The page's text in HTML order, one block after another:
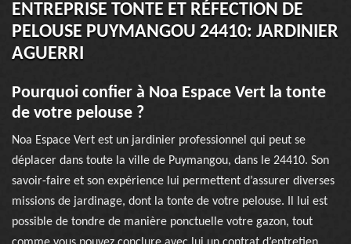
ENTREPRISE TONTE ET RÉFECTION DE
PELOUSE PUYMANGOU 24410: JARDINIER
AGUERRI
Pourquoi confier à Noa Espace Vert la tonte
de votre pelouse ?
Noa Espace Vert est un jardinier professionnel qui peut se
déplacer dans toute la ville de Puymangou, dans le 24410. Son
savoir-faire et son expérience lui permettent d’assurer diverses
missions de jardinage, dont la tonte de votre pelouse. Il lui est
possible de tondre de manière ponctuelle votre gazon, tout